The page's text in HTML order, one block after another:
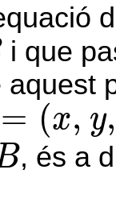
i que
= (x, y,
(x,y,z)
B, és a